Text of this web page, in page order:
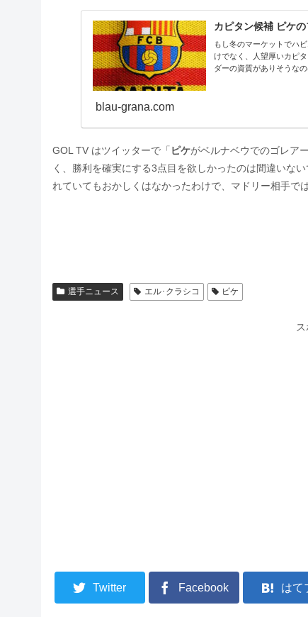
カピタン候補 ピケ
もし冬のマーケットでハ
けでなく、人望厚いカピ
ダーの資質がありそうなの
blau-grana.com
GOL TV はツイッターで「 ピケがベルナベウでのゴレア
く、勝利を確実にする3点目を欲しかったのは間違いな
れていてもおかしくはなかったわけで、マドリー相手で
選手ニュース エル･クラシコ ピケ
Twitter Facebook はて